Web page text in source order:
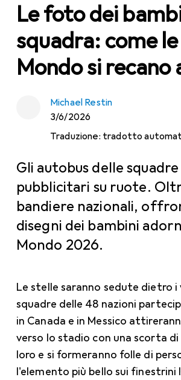
Le foto dei
squadra: come
Mondo si recano
Michael Restin
3/6/2026
Traduzione: tradotto
Gli autobus delle
pubblicitari su ruote.
bandiere nazionali,
disegni dei bambini
Mondo 2026.
Le stelle saranno sedute dietro
squadre delle 48 nazioni
in Canada e in Messico
verso lo stadio con una scorta
loro e si formeranno folle di
l'elemento più bello sui finestrini